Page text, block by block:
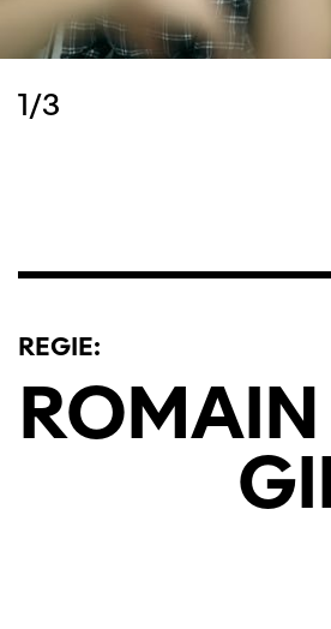
Diese Seite wird mit
1/3
REGIE:
ROMAIN